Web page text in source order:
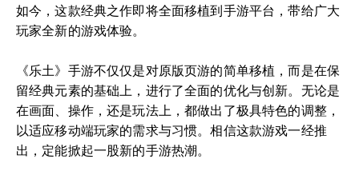
如今，这款经典之作即将全面移植到手游平台，带给广大
玩家全新的游戏体验。
《乐土》手游不仅仅是对原版页游的简单移植，而是在保
留经典元素的基础上，进行了全面的优化与创新。无论是
在画面、操作，还是玩法上，都做出了极具特色的调整，
以适应移动端玩家的需求与习惯。相信这款游戏一经推
出，定能掀起一股新的手游热潮。